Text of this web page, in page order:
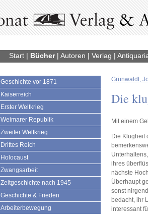
Start| Bücher| Autoren | Verlag |
Geschichte vor 1871
Kaiserreich
Erster Weltkrieg
Weimarer Republik
Zweiter Weltkrieg
Drittes Reich
Holocaust
Zwangsarbeit
Zeitgeschichte nach 1945
Geschichte & Frieden
Arbeiterbewegung
Grünwaldt,
Die
Mit einem
Die Klugheit
ihres
nächste
Überhaupt
sonst
bedacht, ihr
interessant